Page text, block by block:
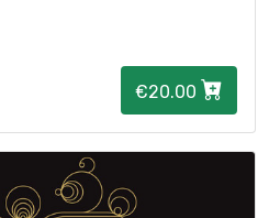
€20.00